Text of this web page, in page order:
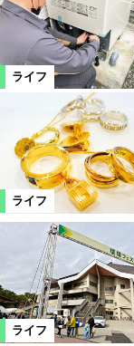
ライフ
ライフ
ライフ